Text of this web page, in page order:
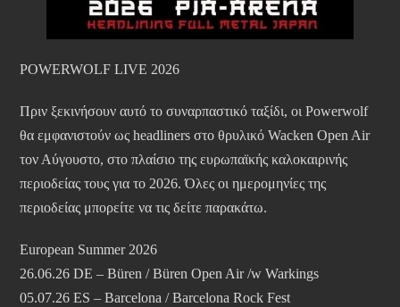
POWERWOLF LIVE 2026
Πριν ξεκινήσουν αυτό το συναρπαστικό ταξίδι, οι Powerwolf
θα εμφανιστούν ως headliners στο θρυλικό Wacken Open Air
τον Αύγουστο, στο πλαίσιο της ευρωπαϊκής καλοκαιρινής
περιοδείας τους για το 2026. Όλες οι ημερομηνίες της
περιοδείας μπορείτε να τις δείτε παρακάτω.
European Summer 2026
26.06.26 DE – Büren / Büren Open Air /w Warkings
05.07.26 ES – Barcelona / Barcelona Rock Fest